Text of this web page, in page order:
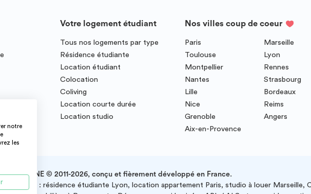
Votre logement étudiant
Tous nos logements par type
Résidence étudiante
Location étudiant
Colocation
Coliving
Location courte durée
Location studio
Nos villes coup de coeur
Paris
Marseille
Toulouse
Lyon
Montpellier
Rennes
Nantes
Strasbourg
Lille
Bordeaux
Nice
Reims
Grenoble
Angers
Aix-en-Provence
© 2011-2026, conçu et fièrement développé en France.
France : résidence étudiante Lyon, location appartement Paris, studio à louer Marseille,
notre
les